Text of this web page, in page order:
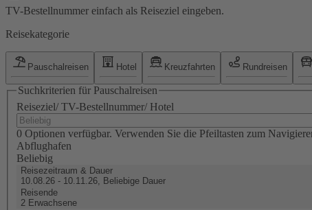
TV-Bestellnummer einfach als Reiseziel eingeben.
Reisekategorie
Pauschalreisen Hotel Kreuzfahrten Rundreisen
Suchkriterien für Pauschalreisen
Reiseziel/ TV-Bestellnummer/ Hotel
0 Optionen verfügbar. Verwenden Sie die Pfeiltasten zum
Abflughafen
Beliebig
Reisezeitraum & Dauer
10.08.26 - 10.11.26, Beliebige Dauer
Reisende
2 Erwachsene